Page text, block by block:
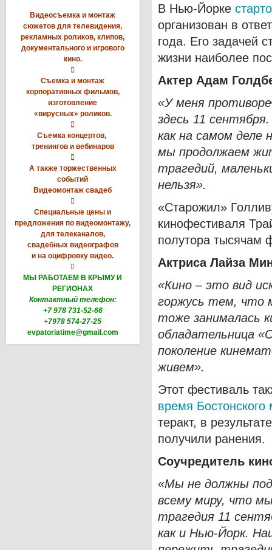
Видеосъемка и монтаж
сюжетов для телевидения,
рекламных роликов, клипов,
документального и игрового
кино.

Съемка и монтаж
корпоративных фильмов,
изготовление
«вирусных» роликов.

Съемка концертов,
тренингов и вебинаров

А также торжественных
событий
Видеомонтаж свадеб

Специальные цены и
предложения по видеомонтажу,
для телеканалов,
свадебных видеографов
и на оцифровку видео.

МЫ РАБОТАЕМ В КРЫМУ И
РЕГИОНАХ
Контактный телефон:
+7 978 731-52-66
+7978 574-27-25
evpatoriatime@gmail.com
В Нью-Йорке
организован в
года. Его задачей
жизни наиболее
Актер Адам
«У меня
здесь 11
как на самом деле
мы продолжаем
трагедий,
нельзя».
«Старожил»
кинофестиваля
полутора тысячам
Актриса Лайза
«Кино – это вид
горжусь тем, что
тоже занималась
обладательница
поколение
живем».
Этот фестиваль
время
теракт, в
получили ранения.
Соучредитель
«Мы не должны
всему миру, что
трагедия 11
как и Нью-Йорк.